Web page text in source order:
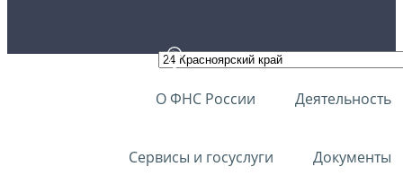
О ФНС России Деятельность
Сервисы и госуслуги Документы